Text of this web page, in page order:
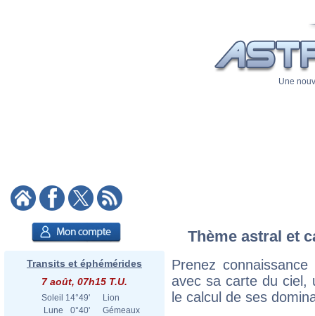
Une
Transits et éphémérides
7 août, 07h15 T.U.
Soleil 14°49'
Lion
Lune
0°40'
Gémeaux
Thème astral et
Prenez
avec sa carte du ciel,
le calcul de ses